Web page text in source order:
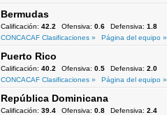
Bermudas
Calificación: 42.2 Ofensiva: 0.6 Defensiva: 1.8
CONCACAF Clasificaciones »
Página del equipo »
Puerto Rico
Calificación: 40.2 Ofensiva: 0.5 Defensiva: 2.0
CONCACAF Clasificaciones »
Página del equipo »
República Dominicana
Calificación: 39.4 Ofensiva: 0.8 Defensiva: 2.4